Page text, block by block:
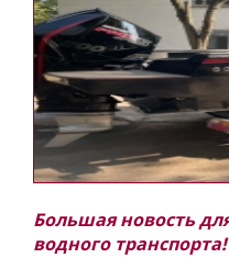
Большая новость
водного транспорта!